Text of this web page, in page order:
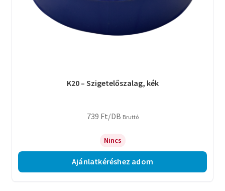
K20 – Szigetelőszalag, kék
739 Ft/DB Bruttó
Nincs
Ajánlatkéréshez adom